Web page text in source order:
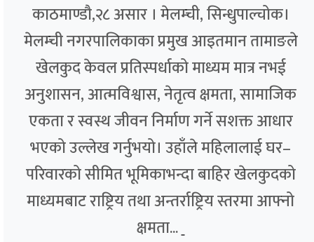
काठमाण्डौ,२८ असार । मेलम्ची, सिन्धुपाल्चोक।
मेलम्ची नगरपालिकाका प्रमुख आइतमान तामाङले
खेलकुद केवल प्रतिस्पर्धाको माध्यम मात्र नभई
अनुशासन, आत्मविश्वास, नेतृत्व क्षमता, सामाजिक
एकता र स्वस्थ जीवन निर्माण गर्ने सशक्त आधार
भएको उल्लेख गर्नुभयो। उहाँले महिलालाई घर–
परिवारको सीमित भूमिकाभन्दा बाहिर खेलकुदको
माध्यमबाट राष्ट्रिय तथा अन्तर्राष्ट्रिय स्तरमा आफ्नो
क्षमता...